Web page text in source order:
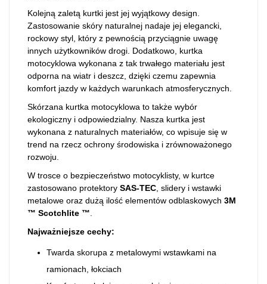
Kolejną zaletą kurtki jest jej wyjątkowy design.
Zastosowanie skóry naturalnej nadaje jej elegancki,
rockowy styl, który z pewnością przyciągnie uwagę
innych użytkowników drogi. Dodatkowo, kurtka
motocyklowa wykonana z tak trwałego materiału jest
odporna na wiatr i deszcz, dzięki czemu zapewnia
komfort jazdy w każdych warunkach atmosferycznych.
Skórzana kurtka motocyklowa to także wybór
ekologiczny i odpowiedzialny. Nasza kurtka jest
wykonana z naturalnych materiałów, co wpisuje się w
trend na rzecz ochrony środowiska i zrównoważonego
rozwoju.
W trosce o bezpieczeństwo motocyklisty, w kurtce
zastosowano protektory SAS-TEC , slidery i wstawki
metalowe oraz dużą ilość elementów odblaskowych 3M
™ Scotchlite ™
Najważniejsze cechy:
Twarda skorupa z metalowymi wstawkami na
ramionach, łokciach